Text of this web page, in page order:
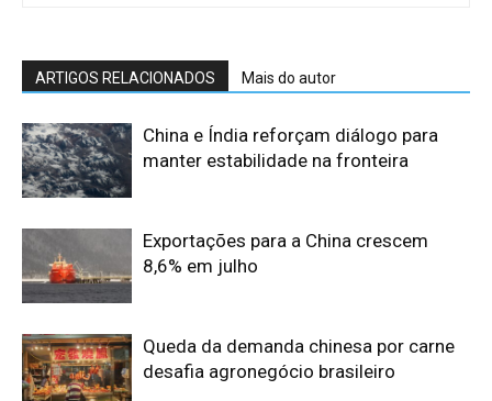
ARTIGOS RELACIONADOS Mais do autor
China e Índia reforçam diálogo para
manter estabilidade na fronteira
Exportações para a China crescem
8,6% em julho
Queda da demanda chinesa por carne
desafia agronegócio brasileiro